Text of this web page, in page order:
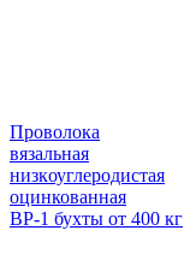
Проволока
вязальная
низкоуглеродистая
оцинкованная
ВР-1 бухты от 400 кг